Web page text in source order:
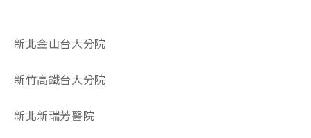
新北金山台大分院
新竹高鐵台大分院
新北新瑞芳醫院